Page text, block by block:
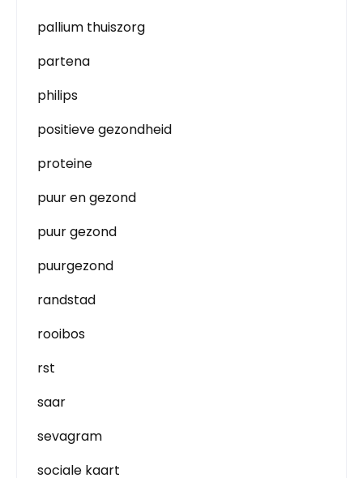
pallium thuiszorg
partena
philips
positieve gezondheid
proteine
puur en gezond
puur gezond
puurgezond
randstad
rooibos
rst
saar
sevagram
sociale kaart